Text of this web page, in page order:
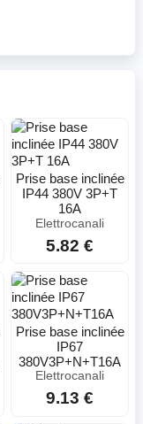
Prise base inclinée
IP44 380V 3P+T
16A
Elettrocanali
5.82 €
Prise base inclinée
IP67
380V3P+N+T16A
Elettrocanali
9.13 €